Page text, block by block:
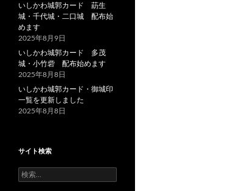
いしかわ城郭カード 莇生
城・千代城・二口城 配布始
めます
2025年8月9日
いしかわ城郭カード 多茂
城・小竹砦 配布始めます
2025年8月8日
いしかわ城郭カード・御城印
一覧を更新しました
2025年8月8日
サイト検索
検
索: